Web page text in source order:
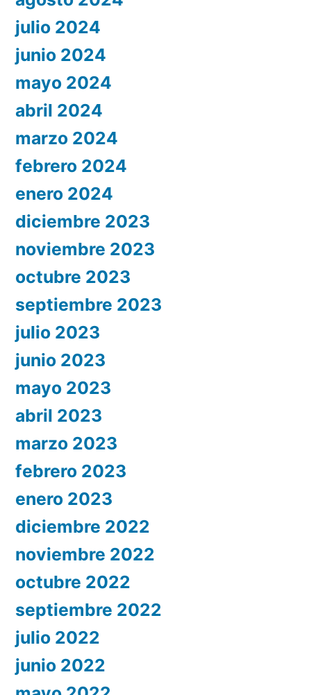
julio 2024
junio 2024
mayo 2024
abril 2024
marzo 2024
febrero 2024
enero 2024
diciembre 2023
noviembre 2023
octubre 2023
septiembre 2023
julio 2023
junio 2023
mayo 2023
abril 2023
marzo 2023
febrero 2023
enero 2023
diciembre 2022
noviembre 2022
octubre 2022
septiembre 2022
julio 2022
junio 2022